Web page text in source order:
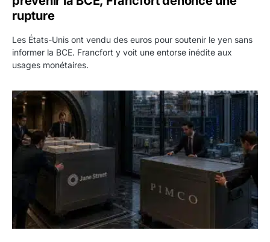
rupture
Les États-Unis ont vendu des euros pour soutenir le yen sans
informer la BCE. Francfort y voit une entorse inédite aux
usages monétaires.
Jane Street négocie le transfert de 11 milliards de